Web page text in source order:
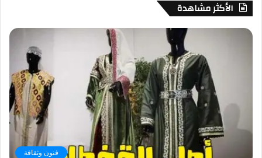
الأكثر مشاهدة
فنون وثقافة